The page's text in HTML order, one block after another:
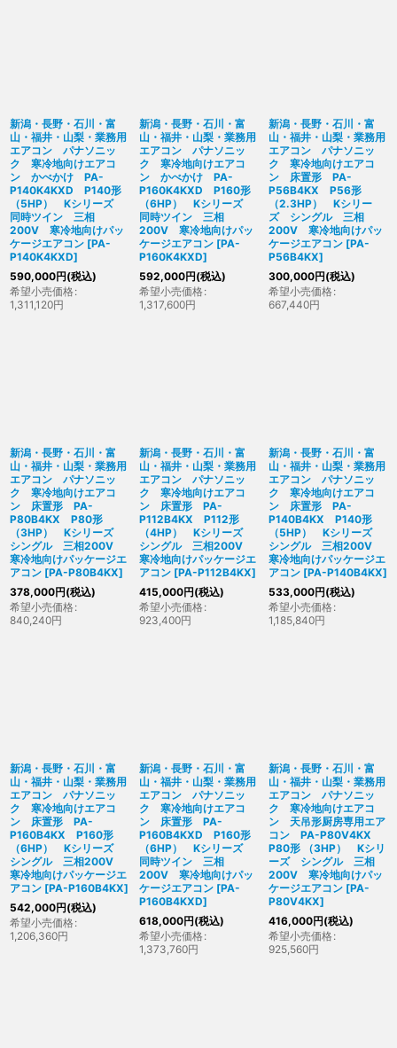
新潟・長野・石川・富
山・福井・山梨・業務用
エアコン パナソニッ
ク 寒冷地向けエアコ
ン かべかけ PA-
P140K4KXD P140形
（5HP） Kシリーズ
同時ツイン 三相
200V 寒冷地向けパッ
ケージエアコン [PA-
P140K4KXD]
590,000円(税込)
希望小売価格 :
1,311,120円
新潟・長野・石川・富
山・福井・山梨・業務用
エアコン パナソニッ
ク 寒冷地向けエアコ
ン かべかけ PA-
P160K4KXD P160形
（6HP） Kシリーズ
同時ツイン 三相
200V 寒冷地向けパッ
ケージエアコン [PA-
P160K4KXD]
592,000円(税込)
希望小売価格 :
1,317,600円
新潟・長野・石川・富
山・福井・山梨・業務用
エアコン パナソニッ
ク 寒冷地向けエアコ
ン 床置形 PA-
P56B4KX P56形
（2.3HP） Kシリー
ズ シングル 三相
200V 寒冷地向けパッ
ケージエアコン [PA-
P56B4KX]
300,000円(税込)
希望小売価格 :
667,440円
新潟・長野・石川・富
山・福井・山梨・業務用
エアコン パナソニッ
ク 寒冷地向けエアコ
ン 床置形 PA-
P80B4KX P80形
（3HP） Kシリーズ
シングル 三相200V
寒冷地向けパッケージエ
アコン [PA-P80B4KX]
378,000円(税込)
希望小売価格 :
840,240円
新潟・長野・石川・富
山・福井・山梨・業務用
エアコン パナソニッ
ク 寒冷地向けエアコ
ン 床置形 PA-
P112B4KX P112形
（4HP） Kシリーズ
シングル 三相200V
寒冷地向けパッケージエ
アコン [PA-P112B4KX]
415,000円(税込)
希望小売価格 :
923,400円
新潟・長野・石川・富
山・福井・山梨・業務用
エアコン パナソニッ
ク 寒冷地向けエアコ
ン 床置形 PA-
P140B4KX P140形
（5HP） Kシリーズ
シングル 三相200V
寒冷地向けパッケージエ
アコン [PA-P140B4KX]
533,000円(税込)
希望小売価格 :
1,185,840円
新潟・長野・石川・富
山・福井・山梨・業務用
エアコン パナソニッ
ク 寒冷地向けエアコ
ン 床置形 PA-
P160B4KX P160形
（6HP） Kシリーズ
シングル 三相200V
寒冷地向けパッケージエ
アコン [PA-P160B4KX]
542,000円(税込)
希望小売価格 :
1,206,360円
新潟・長野・石川・富
山・福井・山梨・業務用
エアコン パナソニッ
ク 寒冷地向けエアコ
ン 床置形 PA-
P160B4KXD P160形
（6HP） Kシリーズ
同時ツイン 三相
200V 寒冷地向けパッ
ケージエアコン [PA-
P160B4KXD]
618,000円(税込)
希望小売価格 :
1,373,760円
新潟・長野・石川・富
山・福井・山梨・業務用
エアコン パナソニッ
ク 寒冷地向けエアコ
ン 天吊形厨房専用エア
コン PA-P80V4KX
P80形 （3HP） Kシリ
ーズ シングル 三相
200V 寒冷地向けパッ
ケージエアコン [PA-
P80V4KX]
416,000円(税込)
希望小売価格 :
925,560円